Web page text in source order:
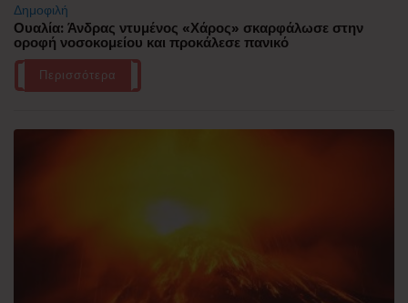
Δημοφιλή
Ουαλία: Άνδρας ντυμένος «Χάρος» σκαρφάλωσε στην
οροφή νοσοκομείου και προκάλεσε πανικό
Περισσότερα